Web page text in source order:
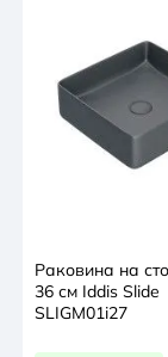
Раковина на
36 см Iddis Slide
SLIGM01i27